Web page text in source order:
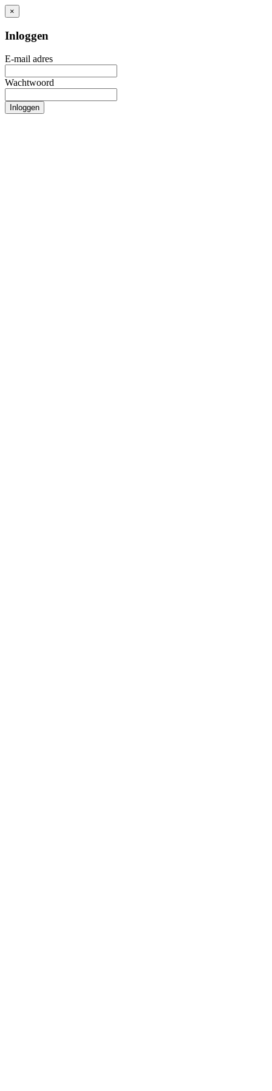
×
Inloggen
E-mail adres
Wachtwoord
Inloggen